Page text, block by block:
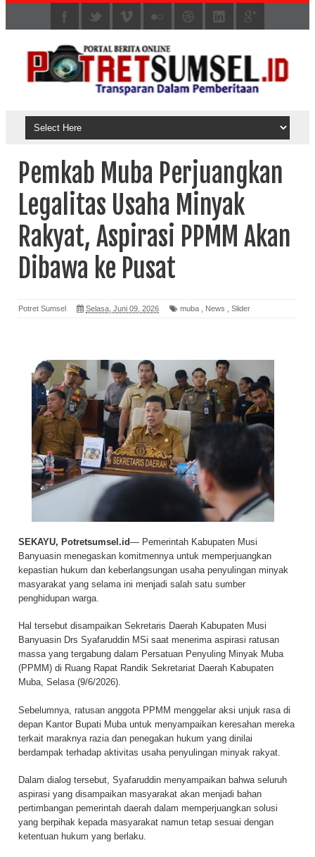
Pemkab Muba Perjuangkan
Legalitas Usaha Minyak
Rakyat, Aspirasi PPMM Akan
Dibawa ke Pusat
Potret Sumsel Selasa, Juni 09, 2026 muba , News , Slider
SEKAYU, Potretsumsel.id— Pemerintah Kabupaten Musi
Banyuasin menegaskan komitmennya untuk memperjuangkan
kepastian hukum dan keberlangsungan usaha penyulingan minyak
masyarakat yang selama ini menjadi salah satu sumber
penghidupan warga.
Hal tersebut disampaikan Sekretaris Daerah Kabupaten Musi
Banyuasin Drs Syafaruddin MSi saat menerima aspirasi ratusan
massa yang tergabung dalam Persatuan Penyuling Minyak Muba
(PPMM) di Ruang Rapat Randik Sekretariat Daerah Kabupaten
Muba, Selasa (9/6/2026).
Sebelumnya, ratusan anggota PPMM menggelar aksi unjuk rasa di
depan Kantor Bupati Muba untuk menyampaikan keresahan mereka
terkait maraknya razia dan penegakan hukum yang dinilai
berdampak terhadap aktivitas usaha penyulingan minyak rakyat.
Dalam dialog tersebut, Syafaruddin menyampaikan bahwa seluruh
aspirasi yang disampaikan masyarakat akan menjadi bahan
pertimbangan pemerintah daerah dalam memperjuangkan solusi
yang berpihak kepada masyarakat namun tetap sesuai dengan
ketentuan hukum yang berlaku.